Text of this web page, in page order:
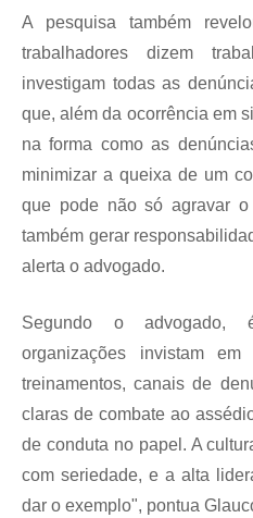
A pesquisa também
trabalhadores dizem
investigam todas as
que, além da ocorrência em
na forma como as
minimizar a queixa de um
que pode não só agravar
também gerar
alerta o advogado.
Segundo o advogado,
organizações invistam
treinamentos, canais de
claras de combate ao
de conduta no papel. A
com seriedade, e a alta
dar o exemplo", pontua